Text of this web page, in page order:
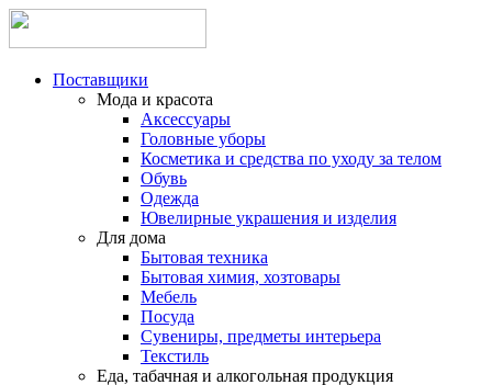
Поставщики
Мода и красота
Аксессуары
Головные уборы
Косметика и средства по уходу за телом
Обувь
Одежда
Ювелирные украшения и изделия
Для дома
Бытовая техника
Бытовая химия, хозтовары
Мебель
Посуда
Сувениры, предметы интерьера
Текстиль
Еда, табачная и алкогольная продукция